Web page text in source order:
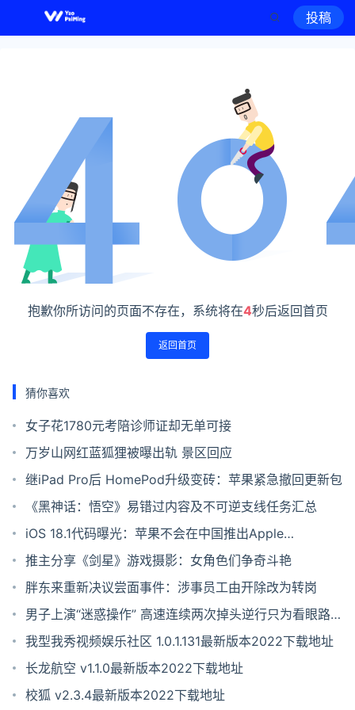
投稿
抱歉你所访问的页面不存在，系统将在4秒后返回首页
返回首页
猜你喜欢
女子花1780元考陪诊师证却无单可接
万岁山网红蓝狐狸被曝出轨 景区回应
继iPad Pro后 HomePod升级变砖：苹果紧急撤回更新包
《黑神话：悟空》易错过内容及不可逆支线任务汇总
iOS 18.1代码曝光：苹果不会在中国推出Apple
Intelligence
推主分享《剑星》游戏摄影：女角色们争奇斗艳
胖东来重新决议尝面事件：涉事员工由开除改为转岗
男子上演“迷惑操作” 高速连续两次掉头逆行只为看眼路
牌
我型我秀视频娱乐社区 1.0.1.131最新版本2022下载地址
长龙航空 v1.1.0最新版本2022下载地址
校狐 v2.3.4最新版本2022下载地址